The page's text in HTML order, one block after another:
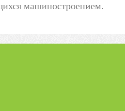
машиностроением.